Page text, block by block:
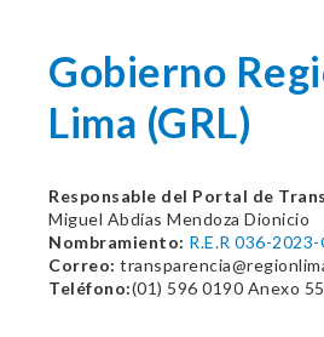
Gobierno
Lima (GRL)
Responsable del Portal de
Miguel Abdías Mendoza Dionicio
Nombramiento: R.E.R 036-
Correo:
Teléfono:(01) 596 0190 Anexo